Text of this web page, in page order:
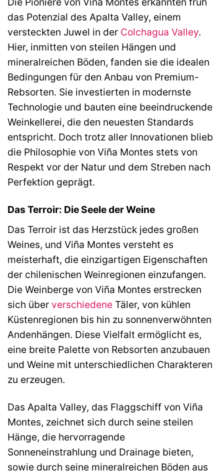
das Potenzial des Apalta Valley, einem
versteckten Juwel in der Colchagua Valley.
Hier, inmitten von steilen Hängen und
mineralreichen Böden, fanden sie die idealen
Bedingungen für den Anbau von Premium-
Rebsorten. Sie investierten in modernste
Technologie und bauten eine beeindruckende
Weinkellerei, die den neuesten Standards
entspricht. Doch trotz aller Innovationen blieb
die Philosophie von Viña Montes stets von
Respekt vor der Natur und dem Streben nach
Perfektion geprägt.
Das Terroir: Die Seele der Weine
Das Terroir ist das Herzstück jedes großen
Weines, und Viña Montes versteht es
meisterhaft, die einzigartigen Eigenschaften
der chilenischen Weinregionen einzufangen.
Die Weinberge von Viña Montes erstrecken
sich über verschiedene Täler, von kühlen
Küstenregionen bis hin zu sonnenverwöhnten
Andenhängen. Diese Vielfalt ermöglicht es,
eine breite Palette von Rebsorten anzubauen
und Weine mit unterschiedlichen Charakteren
zu erzeugen.
Das Apalta Valley, das Flaggschiff von Viña
Montes, zeichnet sich durch seine steilen
Hänge, die hervorragende
Sonneneinstrahlung und Drainage bieten,
sowie durch seine mineralreichen Böden aus